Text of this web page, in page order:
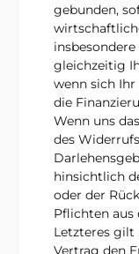
gebunden,
gleichzeitig
wenn sich
die
Wenn uns
des
hinsichtlich
oder der
Pflichten aus
Letzteres gilt
Vertrag den